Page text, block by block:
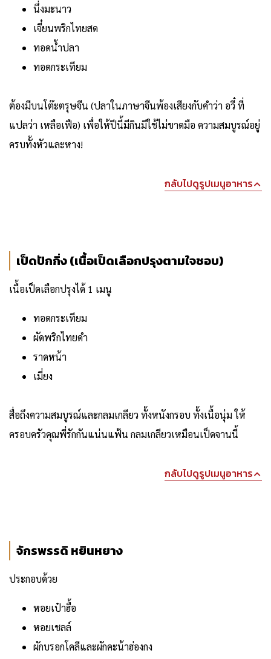
นึ่งมะนาว
เจี๋ยนพริกไทยสด
ทอดน้ำปลา
ทอดกระเทียม
ต้องมีบนโต๊ะตรุษจีน (ปลาในภาษาจีนพ้องเสียงกับคำว่า อวี๋ ที่
แปลว่า เหลือเฟือ) เพื่อให้ปีนี้มีกินมีใช้ไม่ขาดมือ ความสมบูรณ์อยู่
ครบทั้งหัวและหาง!
กลับไปดูรูปเมนูอาหาร
เป็ดปักกิ่ง (เนื้อเป็ดเลือกปรุงตามใจชอบ)
เนื้อเป็ดเลือกปรุงได้ 1 เมนู
ทอดกระเทียม
ผัดพริกไทยดำ
ราดหน้า
เมี่ยง
สื่อถึงความสมบูรณ์และกลมเกลียว ทั้งหนังกรอบ ทั้งเนื้อนุ่ม ให้
ครอบครัวคุณพี่รักกันแน่นแฟ้น กลมเกลียวเหมือนเป็ดจานนี้
กลับไปดูรูปเมนูอาหาร
จักรพรรดิ หยินหยาง
ประกอบด้วย
หอยเป๋าฮื้อ
หอยเชลล์
ผักบรอกโคลีและผักคะน้าฮ่องกง